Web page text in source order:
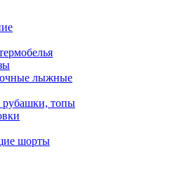
лыжные
топы
шорты